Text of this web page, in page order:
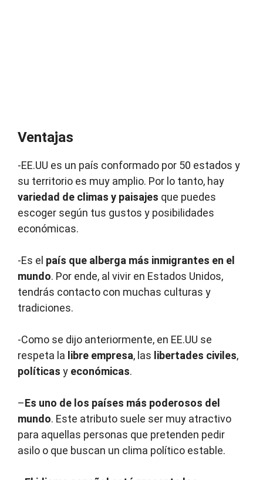
Ventajas
-EE.UU es un país conformado por 50 estados y
su territorio es muy amplio. Por lo tanto, hay
variedad de climas y paisajes que puedes
escoger según tus gustos y posibilidades
económicas.
-Es el país que alberga más inmigrantes en el
mundo. Por ende, al vivir en Estados Unidos,
tendrás contacto con muchas culturas y
tradiciones.
-Como se dijo anteriormente, en EE.UU se
respeta la libre empresa, las libertades civiles,
políticas y económicas.
–Es uno de los países más poderosos del
mundo. Este atributo suele ser muy atractivo
para aquellas personas que pretenden pedir
asilo o que buscan un clima político estable.